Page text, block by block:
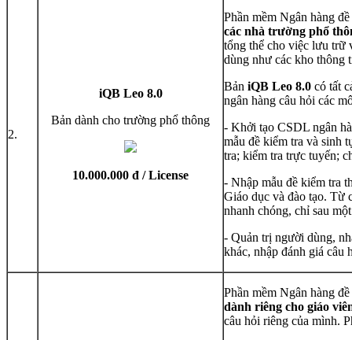
2.
iQB Leo 8.0
Bản dành cho trường phổ thông
10.000.000 đ / License
Phần mềm Ngân hàng
các nhà trường phổ
tổng thể cho việc lưu trữ
dùng như các kho thông
Bản iQB Leo 8.0 có tất
ngân hàng câu hỏi các
- Khởi tạo CSDL ngân
mẫu đề kiểm tra và sinh
tra; kiểm tra trực tuyến;
- Nhập mẫu đề kiểm tra
Giáo dục và đào tạo. Từ
nhanh chóng, chỉ sau
- Quản trị người dùng,
khác, nhập đánh giá câu
Phần mềm Ngân hàng
dành riêng cho giáo
câu hỏi riêng của mình.